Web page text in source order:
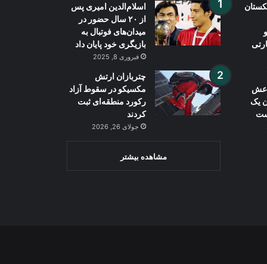
یک
اسلام‌الدین امیری پس
از ۲۰ سال حضور در
میدان‌های فوتبال به
بازیگری خود پایان داد
فبروری 8, 2025
چتربازان ارتش
مکسیکو در سقوط آزاد
رکورد منطقه‌ای ثبت
کردند
جولای 26, 2026
مشاهده بیشتر